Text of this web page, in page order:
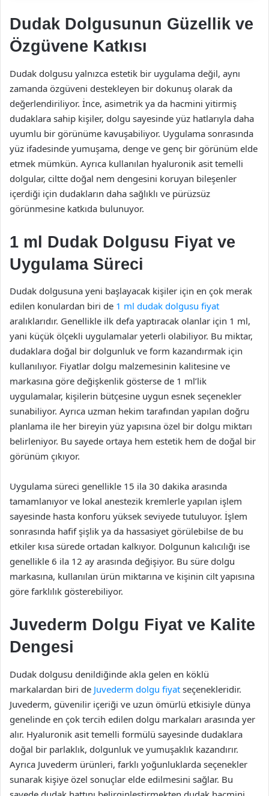
Dudak Dolgusunun Güzellik ve
Özgüvene Katkısı
Dudak dolgusu yalnızca estetik bir uygulama değil, aynı
zamanda özgüveni destekleyen bir dokunuş olarak da
değerlendiriliyor. İnce, asimetrik ya da hacmini yitirmiş
dudaklara sahip kişiler, dolgu sayesinde yüz hatlarıyla daha
uyumlu bir görünüme kavuşabiliyor. Uygulama sonrasında
yüz ifadesinde yumuşama, denge ve genç bir görünüm elde
etmek mümkün. Ayrıca kullanılan hyaluronik asit temelli
dolgular, ciltte doğal nem dengesini koruyan bileşenler
içerdiği için dudakların daha sağlıklı ve pürüzsüz
görünmesine katkıda bulunuyor.
1 ml Dudak Dolgusu Fiyat ve
Uygulama Süreci
Dudak dolgusuna yeni başlayacak kişiler için en çok merak
edilen konulardan biri de 1 ml dudak dolgusu fiyat
aralıklarıdır. Genellikle ilk defa yaptıracak olanlar için 1 ml,
yani küçük ölçekli uygulamalar yeterli olabiliyor. Bu miktar,
dudaklara doğal bir dolgunluk ve form kazandırmak için
kullanılıyor. Fiyatlar dolgu malzemesinin kalitesine ve
markasına göre değişkenlik gösterse de 1 ml’lik
uygulamalar, kişilerin bütçesine uygun esnek seçenekler
sunabiliyor. Ayrıca uzman hekim tarafından yapılan doğru
planlama ile her bireyin yüz yapısına özel bir dolgu miktarı
belirleniyor. Bu sayede ortaya hem estetik hem de doğal bir
görünüm çıkıyor.
Uygulama süreci genellikle 15 ila 30 dakika arasında
tamamlanıyor ve lokal anestezik kremlerle yapılan işlem
sayesinde hasta konforu yüksek seviyede tutuluyor. İşlem
sonrasında hafif şişlik ya da hassasiyet görülebilse de bu
etkiler kısa sürede ortadan kalkıyor. Dolgunun kalıcılığı ise
genellikle 6 ila 12 ay arasında değişiyor. Bu süre dolgu
markasına, kullanılan ürün miktarına ve kişinin cilt yapısına
göre farklılık gösterebiliyor.
Juvederm Dolgu Fiyat ve Kalite
Dengesi
Dudak dolgusu denildiğinde akla gelen en köklü
markalardan biri de Juvederm dolgu fiyat seçenekleridir.
Juvederm, güvenilir içeriği ve uzun ömürlü etkisiyle dünya
genelinde en çok tercih edilen dolgu markaları arasında yer
alır. Hyaluronik asit temelli formülü sayesinde dudaklara
doğal bir parlaklık, dolgunluk ve yumuşaklık kazandırır.
Ayrıca Juvederm ürünleri, farklı yoğunluklarda seçenekler
sunarak kişiye özel sonuçlar elde edilmesini sağlar. Bu